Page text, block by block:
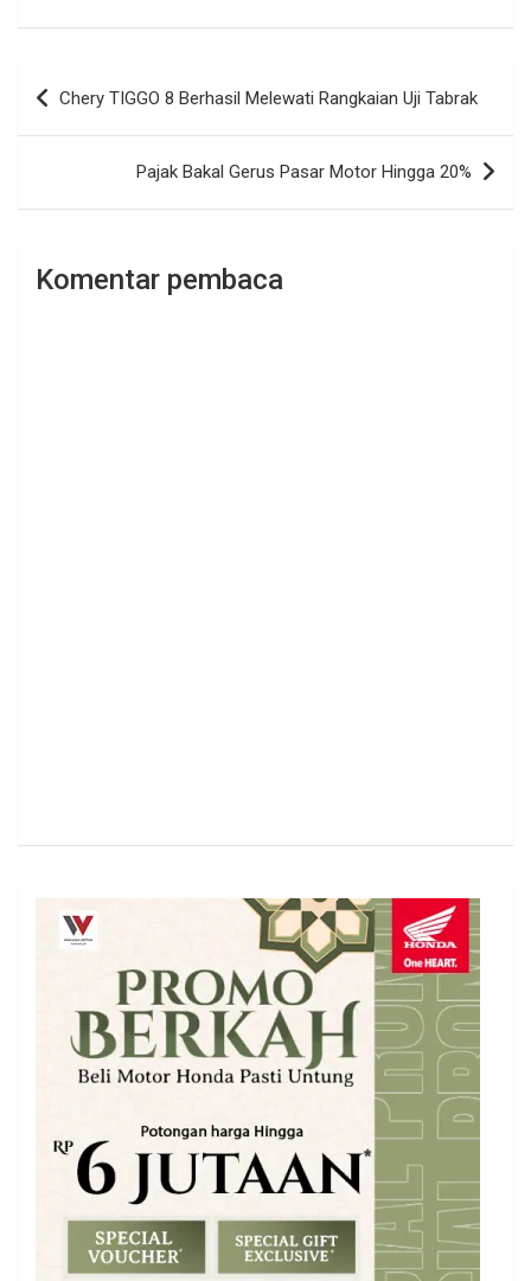
Navigasi
pos
Chery TIGGO 8 Berhasil Melewati Rangkaian Uji Tabrak
Pajak Bakal Gerus Pasar Motor Hingga 20%
Komentar pembaca